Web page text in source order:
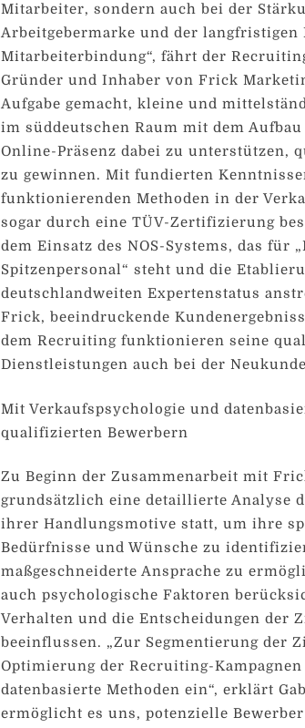
Mitarbeiter, sondern auch bei der
Arbeitgebermarke und der langfristigen
Mitarbeiterbindung“, fährt der
Gründer und Inhaber von Frick
Aufgabe gemacht, kleine und
im süddeutschen Raum mit dem
Online-Präsenz dabei zu unterstützen,
zu gewinnen. Mit fundierten
funktionierenden Methoden in der
sogar durch eine TÜV-Zertifizierung
dem Einsatz des NOS-Systems, das für
Spitzenpersonal“ steht und die
deutschlandweiten Expertenstatus
Frick, beeindruckende
dem Recruiting funktionieren seine
Dienstleistungen auch bei der
Mit Verkaufspsychologie und
qualifizierten Bewerbern
Zu Beginn der Zusammenarbeit mit
grundsätzlich eine detaillierte Analyse
ihrer Handlungsmotive statt, um ihre
Bedürfnisse und Wünsche zu
maßgeschneiderte Ansprache zu
auch psychologische Faktoren
Verhalten und die Entscheidungen der
beeinflussen. „Zur Segmentierung der
Optimierung der Recruiting-
datenbasierte Methoden ein“, erklärt
ermöglicht es uns, potenzielle